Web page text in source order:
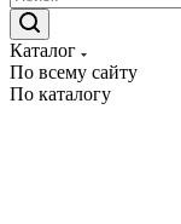
Каталог
По всему сайту
По каталогу